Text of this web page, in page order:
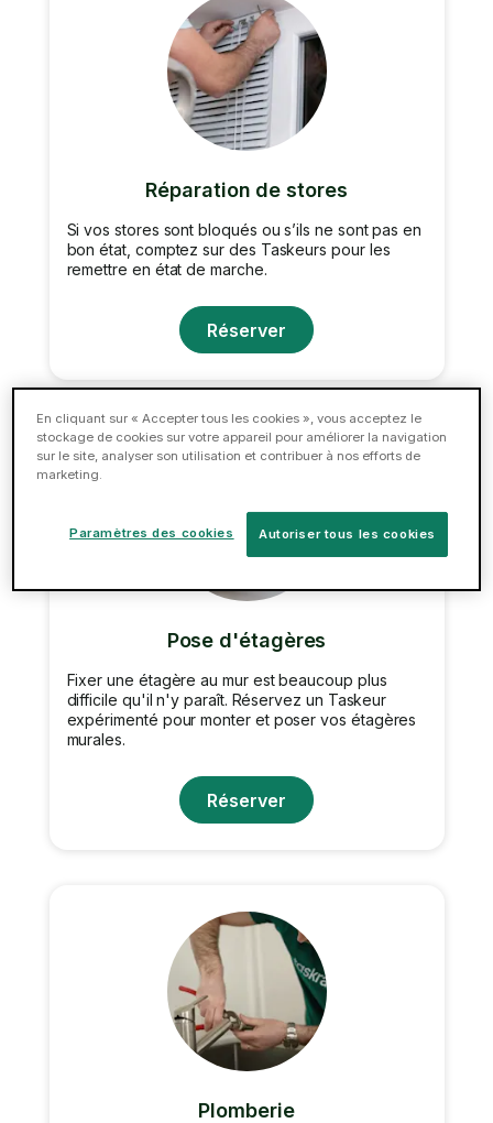
Réparation de stores
Si vos stores sont bloqués ou s’ils ne sont pas en
bon état, comptez sur des Taskeurs pour les
remettre en état de marche.
Réserver
Pose d'étagères
Fixer une étagère au mur est beaucoup plus
difficile qu'il n'y paraît. Réservez un Taskeur
expérimenté pour monter et poser vos étagères
murales.
Réserver
Plomberie
En cliquant sur « Accepter tous les cookies », vous acceptez le
stockage de cookies sur votre appareil pour améliorer la navigation
sur le site, analyser son utilisation et contribuer à nos efforts de
marketing.
Autoriser tous les cookies
Paramètres des cookies